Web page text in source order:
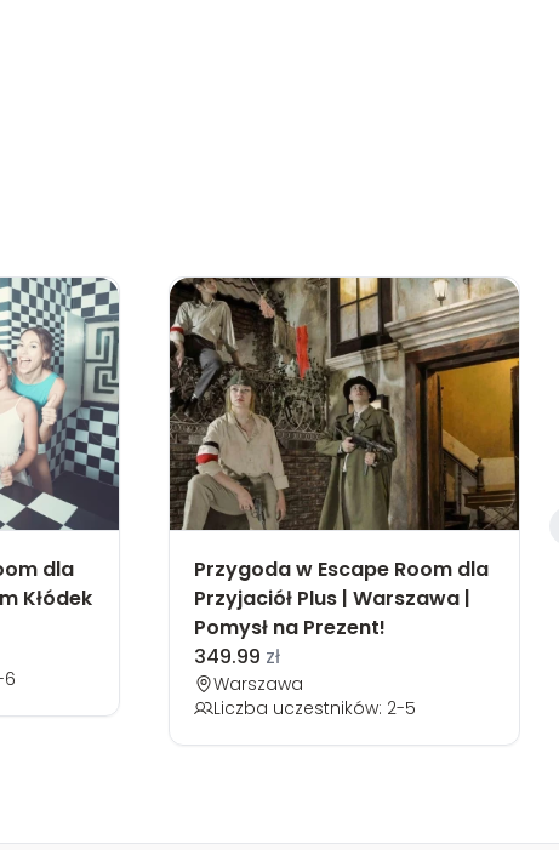
dla
Kłódek
6
Przygoda w Escape Room dla
Przyjaciół Plus | Warszawa |
Pomysł na Prezent!
349.99 zł
Warszawa
Liczba uczestników: 2-5